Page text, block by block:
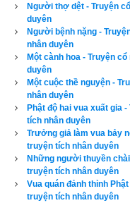
xemvm.com. Lịch vạn
tính năng cơ bản như
chi, lịch tiết khí
ngày theo Ngọc hạp
mà còn có nhiều tính
xung khắc với tuổi,
theo Lục Diệu,
trực), Bành Tổ kỵ nhật,
chọn hướng tốt xuất
Quỷ Cốc Tử, xem
được độc giả bình
Người thợ dệt - Truyện
duyên
Người bệnh nặng -
nhân duyên
Một cành hoa - Truyện
duyên
Một cuộc thề nguyện -
nhân duyên
Phật độ hai vua xuất gia
tích nhân duyên
Trưởng giả làm vua bảy
truyện tích nhân duyên
Những người thuyền
truyện tích nhân duyên
Vua quán đảnh thỉnh
truyện tích nhân duyên